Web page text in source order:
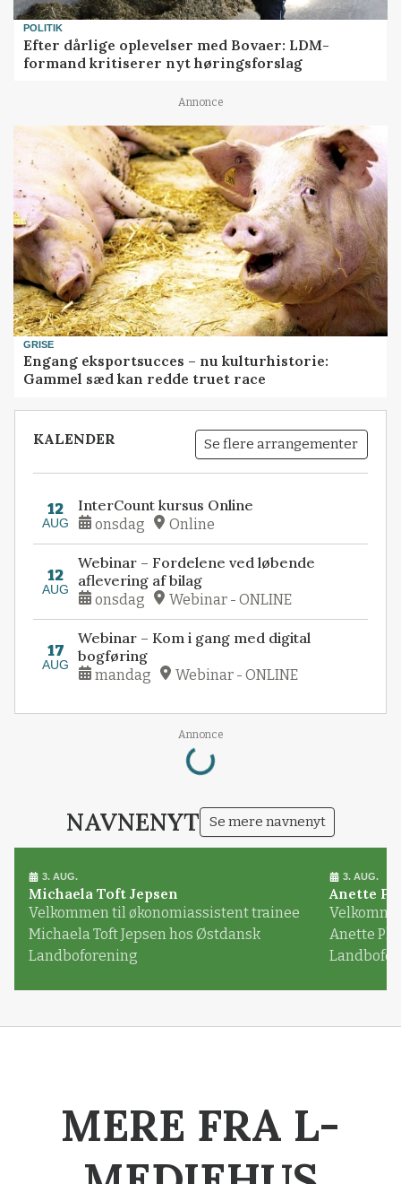
POLITIK
Efter dårlige oplevelser med Bovaer: LDM-
formand kritiserer nyt høringsforslag
Annonce
GRISE
Engang eksportsucces – nu kulturhistorie:
Gammel sæd kan redde truet race
KALENDER Se flere arrangementer
12
AUG
InterCount kursus Online
onsdag Online
12
AUG
Webinar – Fordelene ved løbende
aflevering af bilag
onsdag Webinar - ONLINE
17
AUG
Webinar – Kom i gang med digital
bogføring
mandag Webinar - ONLINE
Annonce
Loading...
NAVNENYT Se mere navnenyt
3. AUG.
Michaela Toft Jepsen
Velkommen til økonomiassistent trainee
Michaela Toft Jepsen hos Østdansk
Landboforening
3. AUG.
Anette
Anette
MERE FRA L-